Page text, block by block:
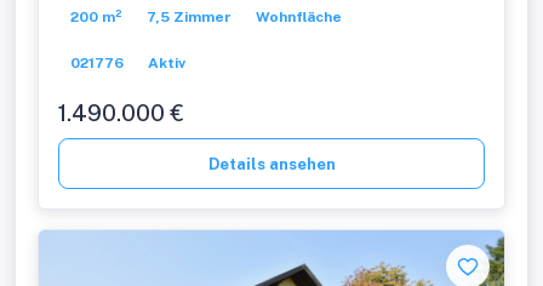
200 m² 7,5 Zimmer Wohnfläche
021776 Aktiv
1.490.000 €
Details ansehen